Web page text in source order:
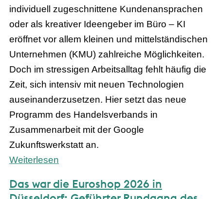
individuell zugeschnittene Kundenansprachen
oder als kreativer Ideengeber im Büro – KI
eröffnet vor allem kleinen und mittelständischen
Unternehmen (KMU) zahlreiche Möglichkeiten.
Doch im stressigen Arbeitsalltag fehlt häufig die
Zeit, sich intensiv mit neuen Technologien
auseinanderzusetzen. Hier setzt das neue
Programm des Handelsverbands in
Zusammenarbeit mit der Google
Zukunftswerkstatt an.
Weiterlesen
Das war die Euroshop 2026 in